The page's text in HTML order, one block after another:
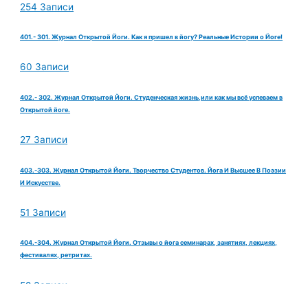
254 Записи
401.- 301. Журнал Открытой Йоги. Как я пришел в йогу? Реальные Истории о Йоге!
60 Записи
402.- 302. Журнал Открытой Йоги. Студенческая жизнь,или как мы всё успеваем в
Открытой йоге.
27 Записи
403.-303. Журнал Открытой Йоги. Творчество Студентов. Йога И Высшее В Поэзии
И Искусстве.
51 Записи
404.-304. Журнал Открытой Йоги. Отзывы о йога семинарах, занятиях, лекциях,
фестивалях, ретритах.